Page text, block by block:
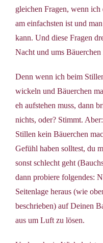
gleichen Fragen, wenn
am einfachsten ist und
kann. Und diese Fragen
Nacht und ums
Denn wenn ich beim
wickeln und Bäuerchen
eh aufstehen muss, dann
nichts, oder? Stimmt.
Stillen kein Bäuerchen
Gefühl haben solltest, du
sonst schlecht geht
dann probiere folgendes:
Seitenlage heraus (wie
beschrieben) auf Deinen
aus um Luft zu lösen.